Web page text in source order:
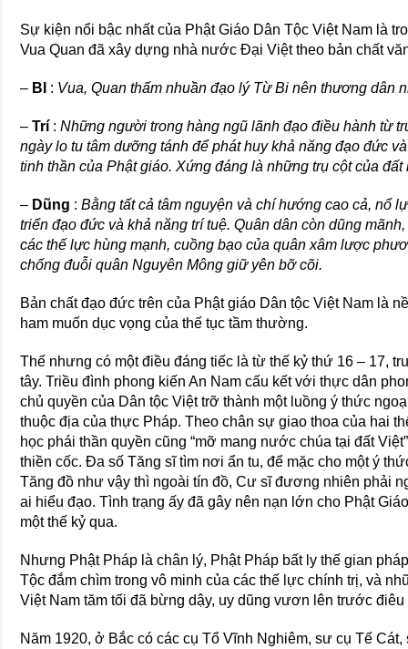
Sự kiện nổi bậc nhất của Phật Giáo Dân Tộc Việt Nam là
Vua Quan đã xây dựng nhà nước Đại Việt theo bản chất
– BI : Vua, Quan thấm nhuần đạo lý Từ Bi nên thương dân
–Trí :Những người trong hàng ngũ lãnh đạo điều hành từ
ngày lo tu tâm dưỡng tánh để phát huy khả năng đạo đức
tinh thần của Phật giáo. Xứng đáng là những trụ cột của đất
– Dũng :Bằng tất cả tâm nguyện và chí hướng cao cả, nổ
triển đạo đức và khả năng trí tuệ. Quân dân còn dũng
các thế lực hùng mạnh, cuồng bạo của quân xâm lược
chống đuỗi quân Nguyên Mông giữ yên bỡ cõi.
Bản chất đạo đức trên của Phật giáo Dân tộc Việt Nam là
ham muốn dục vọng của thế tục tầm thường.
Thế nhưng có một điều đáng tiếc là từ thế kỷ thứ 16 – 17,
tây. Triều đình phong kiến An Nam cấu kết với thực dân
chủ quyền của Dân tộc Việt trỡ thành một luồng ý thức
thuộc địa của thực Pháp. Theo chân sự giao thoa của hai
học phái thần quyền cũng “mỡ mang nước chúa tại đất
thiền cốc. Đa số Tăng sĩ tìm nơi ẩn tu, để mặc cho một ý
Tăng đồ như vậy thì ngoài tín đồ, Cư sĩ đương nhiên phải
ai hiểu đạo. Tình trạng ấy đã gây nên nạn lớn cho Phật
một thế kỷ qua.
Nhưng Phật Pháp là chân lý, Phật Pháp bất ly thế gian
Tộc đắm chìm trong vô minh của các thế lực chính trị, và
Việt Nam tăm tối đã bừng dậy, uy dũng vươn lên trước
Năm 1920, ở Bắc có các cụ Tổ Vĩnh Nghiêm, sư cụ Tế